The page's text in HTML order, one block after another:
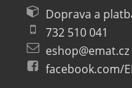
Doprava a
732 510 041
eshop@emat.cz
facebook.com/